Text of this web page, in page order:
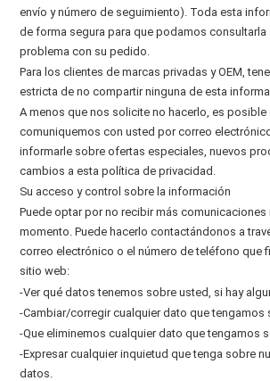
envío y número de seguimiento). Toda esta
de forma segura para que podamos consultarla
problema con su pedido.
Para los clientes de marcas privadas y OEM,
estricta de no compartir ninguna de esta
A menos que nos solicite no hacerlo, es posible
comuniquemos con usted por correo
informarle sobre ofertas especiales, nuevos
cambios a esta política de privacidad.
Su acceso y control sobre la información
Puede optar por no recibir más comunicaciones
momento. Puede hacerlo contactándonos a
correo electrónico o el número de teléfono que
sitio web:
-Ver qué datos tenemos sobre usted, si hay
-Cambiar/corregir cualquier dato que tengamos
-Que eliminemos cualquier dato que tengamos
-Expresar cualquier inquietud que tenga sobre
datos.